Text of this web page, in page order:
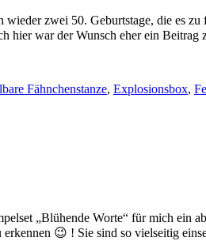
zwei 50. Geburtstage, die es
war der Wunsch eher ein Beitrag
Fähnchenstanze, Explosionsbox,
„Blühende Worte“ für mich ein
😉 ! Sie sind so vielseitig